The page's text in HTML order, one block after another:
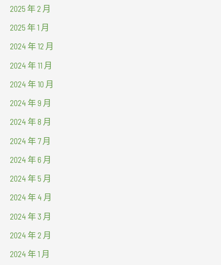
2025 年 2 月
2025 年 1 月
2024 年 12 月
2024 年 11 月
2024 年 10 月
2024 年 9 月
2024 年 8 月
2024 年 7 月
2024 年 6 月
2024 年 5 月
2024 年 4 月
2024 年 3 月
2024 年 2 月
2024 年 1 月